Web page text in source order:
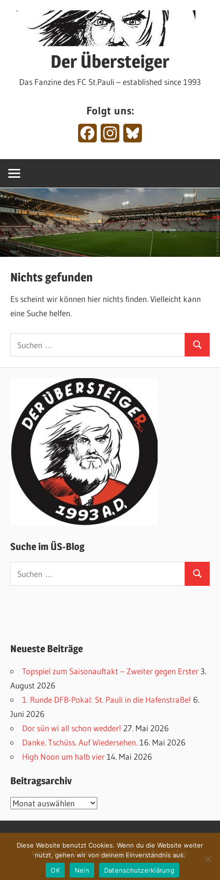
Der Übersteiger
Das Fanzine des FC St.Pauli – established since 1993
Folgt uns:
FacebookInstagram
Nichts gefunden
Es scheint wir können hier nichts finden. Vielleicht kann
eine Suche helfen.
nach:
Suchen
Suche im ÜS-Blog
Suchen
Neueste Beiträge
Topspiel zum Saisonauftakt – Zweiter gegen Erster 3.
August 2026
1. Runde DFB-Pokal: St. Pauli in die Hafenstraße! 6.
Juni 2026
Dor sün wi all schon wedder! 27. Mai 2026
Danke. Tschüss. Auf Wiedersehen. 16. Mai 2026
High Noon um halb vier 14. Mai 2026
Beitragsarchiv
Beitragsarchiv
WordPress-Theme: Wellington von ThemeZee.
Diese Website benutzt Cookies. Wenn du die Website weiter
nutzt, gehen wir von deinem Einverständnis aus.
OK
Nein Datenschutzerklärung